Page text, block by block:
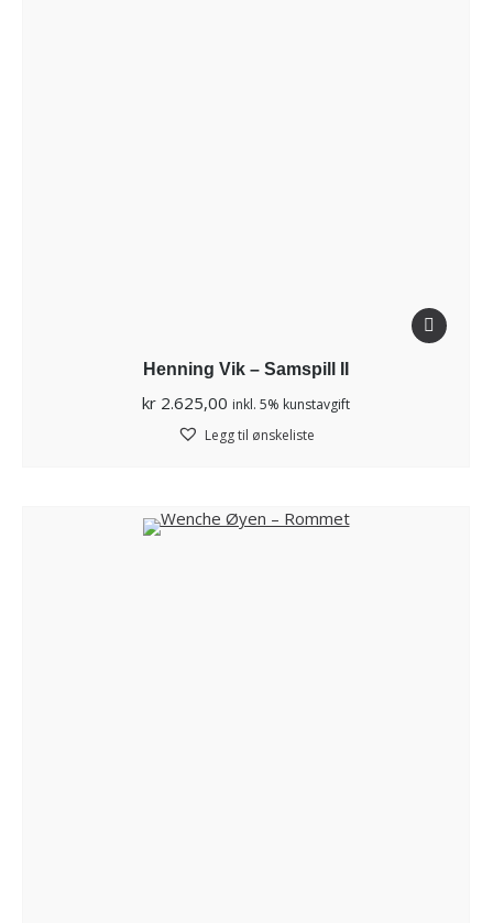
Henning Vik – Samspill II
kr 2.625,00 inkl. 5% kunstavgift
Legg til ønskeliste